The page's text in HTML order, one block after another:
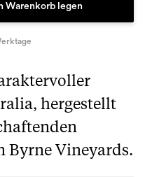
Warenkorb legen
hergestellt
Byrne Vineyards.